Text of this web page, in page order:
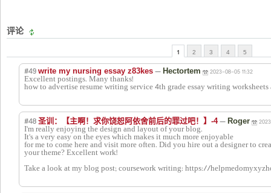
评论
1 2 3 4 5
#49 write my nursing essay z83kes — Hectortem 2023-08-05 11:32
Excellent postings. Many thanks!
how to advertise resume writing service 4th grade essay writing
#48 圣训：【主啊！求你饶恕阿依舍前后的罪过吧！】-4— Roger
I'm really enjoying the design and layout of your blog.
It's a very easy on the eyes which makes it much more enjoyable
for me to come here and visit more often. Did you hire out a designer to
your theme? Excellent work!
Take a look at my blog post; coursework writing: https://